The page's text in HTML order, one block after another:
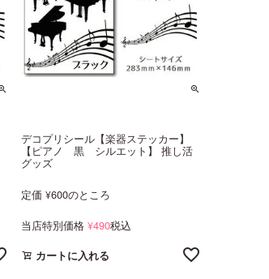
デコプリシール【楽器ステッカー】
【ピアノ 黒 シルエット】 推し活
グッズ
定価 ¥600のところ
当店特別価格 ¥490税込
カートに入れる